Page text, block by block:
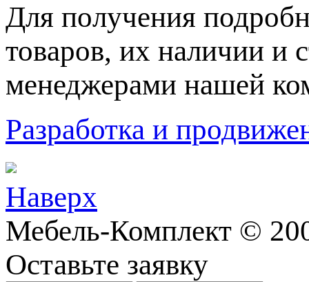
Для пoлучения
товaров, их нaличии и
менеджерами нашей
Разработка и
Наверх
Мебель-Комплект ©
Оставьте заявку